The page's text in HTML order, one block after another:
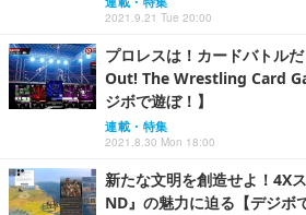
2021.9.21 Tue 20:00
プロレスは！カードバトル
Out! The Wrestling Card
ジボで遊ぼ！】
連載・特集
2021.8.30 Mon 18:00
新たな文明を創造せよ！4X
ND』の魅力に迫る【デジボ